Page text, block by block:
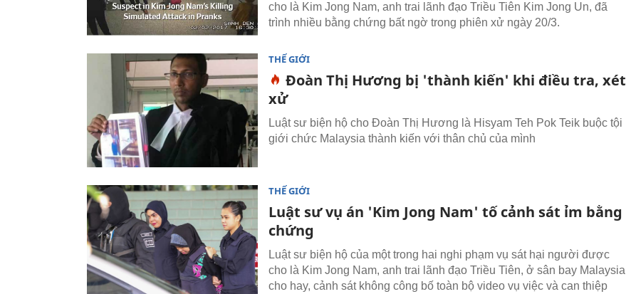
cho là Kim Jong Nam, anh trai lãnh đạo Triều Tiên Kim Jong Un, đã
trình nhiều bằng chứng bất ngờ trong phiên xử ngày 20/3.
THẾ GIỚI
Đoàn Thị Hương bị 'thành kiến' khi điều tra, xét
xử
Luật sư biện hộ cho Đoàn Thị Hương là Hisyam Teh Pok Teik buộc tội
giới chức Malaysia thành kiến với thân chủ của mình
THẾ GIỚI
Luật sư vụ án 'Kim Jong Nam' tố cảnh sát ỉm bằng
chứng
Luật sư biện hộ của một trong hai nghi phạm vụ sát hại người được
cho là Kim Jong Nam, anh trai lãnh đạo Triều Tiên, ở sân bay Malaysia
cho hay, cảnh sát không công bố toàn bộ video vụ việc và can thiệp